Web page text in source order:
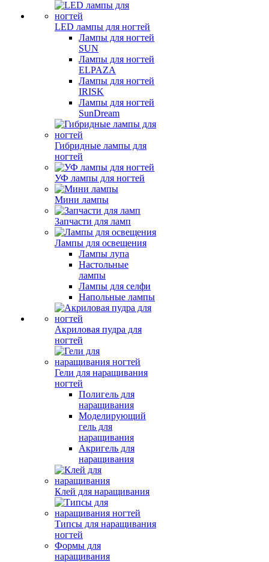
LED лампы для ногтей
Лампы для ногтей
SUN
Лампы для ногтей
ELPAZA
Лампы для ногтей
IRISK
Лампы для ногтей
SunDream
Гибридные лампы для
ногтей
УФ лампы для ногтей
Мини лампы
Запчасти для ламп
Лампы для освещения
Лампы лупа
Настольные
лампы
Лампы для селфи
Напольные лампы
Акриловая пудра для
ногтей
Гели для наращивания
ногтей
Полигель для
наращивания
Моделирующий
гель для
наращивания
Акригель для
наращивания
Клей для наращивания
Типсы для наращивания
ногтей
Формы для
наращивания